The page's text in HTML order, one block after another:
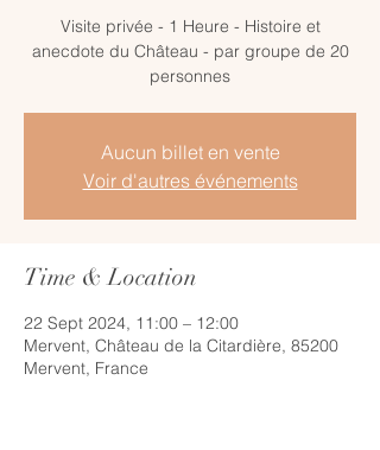
Visite privée - 1 Heure - Histoire et
anecdote du Château - par groupe de 20
personnes
Aucun billet en vente
Voir d'autres événements
Time & Location
22 Sept 2024, 11:00 – 12:00
Mervent, Château de la Citardière, 85200
Mervent, France